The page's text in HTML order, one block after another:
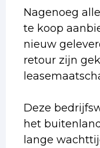
Nagenoeg
te koop
nieuw
retour zijn
Deze
het
lange